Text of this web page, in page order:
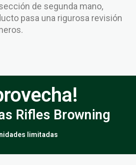
de segunda mano,
pasa una rigurosa revisión
Rifles Browning
limitadas